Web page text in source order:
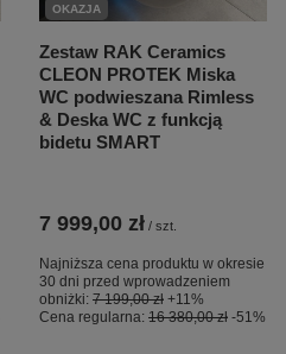
OKAZJA
Zestaw RAK Ceramics
CLEON PROTEK Miska
WC podwieszana Rimless
& Deska WC z funkcją
bidetu SMART
7 999,00 zł / szt.
Najniższa cena produktu w okresie
30 dni przed wprowadzeniem
obniżki: 7 199,00 zł +11%
Cena regularna: 16 380,00 zł -51%